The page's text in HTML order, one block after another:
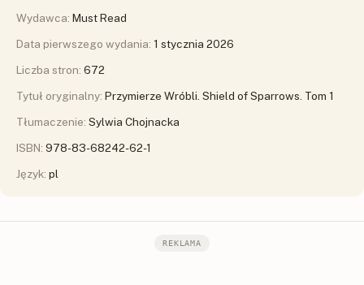
Wydawca: Must Read
Data pierwszego wydania: 1 stycznia 2026
Liczba stron: 672
Tytuł oryginalny: Przymierze Wróbli. Shield of Sparrows. Tom 1
Tłumaczenie: Sylwia Chojnacka
ISBN: 978-83-68242-62-1
Język: pl
REKLAMA